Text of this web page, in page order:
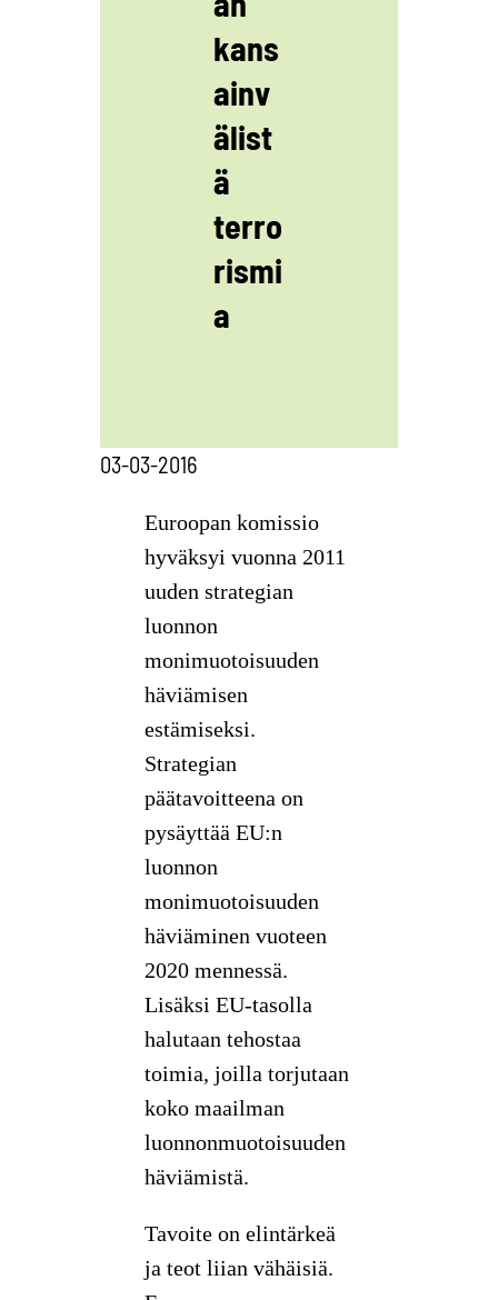
kans
ainv
älist
ä
terro
rismi
a
03-03-2016
Euroopan komissio
hyväksyi vuonna 2011
uuden strategian
luonnon
monimuotoisuuden
häviämisen
estämiseksi.
Strategian
päätavoitteena on
pysäyttää EU:n
luonnon
monimuotoisuuden
häviäminen vuoteen
2020 mennessä.
Lisäksi EU-tasolla
halutaan tehostaa
toimia, joilla torjutaan
koko maailman
luonnonmuotoisuuden
häviämistä.
Tavoite on elintärkeä
ja teot liian vähäisiä.